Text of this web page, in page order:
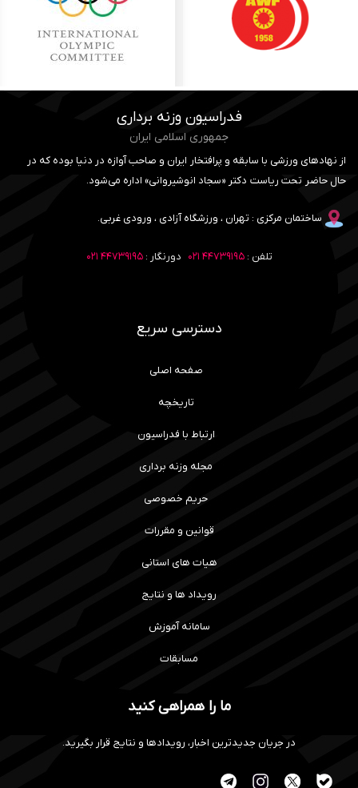
فدراسیون وزنه برداری
جمهوری اسلامی ایران
از نهادهای ورزشی با سابقه و پرافتخار ایران و صاحب آوازه در دنیا بوده که در
حال حاضر تحت ریاست دکتر «سجاد انوشیروانی» اداره می‌شود.
ساختمان مرکزی : تهران ، ورزشگاه آزادی ، ورودی غربی.
تلفن :۴۴۷۳۹۱۹۵ ۰۲۱ دورنگار :۴۴۷۳۹۱۹۵ ۰۲۱
دسترسی سریع
صفحه اصلی
تاریخچه
ارتباط با فدراسیون
مجله وزنه برداری
حریم خصوصی
قوانین و مقررات
هیات های استانی
رویداد ها و نتایج
سامانه آموزش
مسابقات
ما را همراهی کنید
در جریان جدیدترین اخبار، رویدادها و نتایج قرار بگیرید.